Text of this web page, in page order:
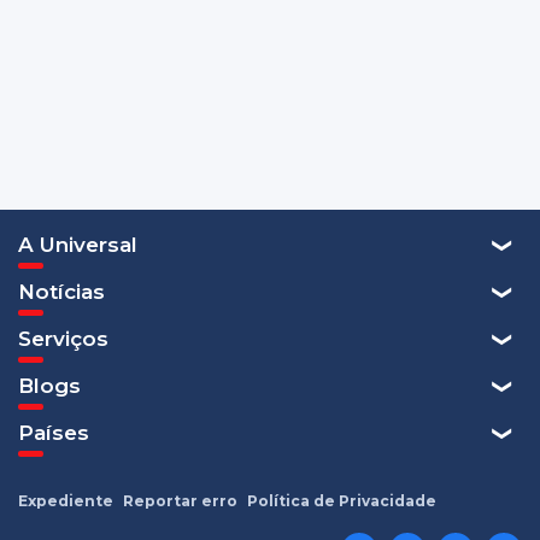
A Universal
Notícias
Serviços
Blogs
Países
Expediente Reportar erro Política de Privacidade